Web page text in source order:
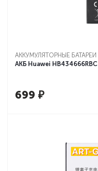
АККУМУЛЯТОРНЫЕ БАТАРЕИ
АКБ Huawei HB434666RBC
699 ₽